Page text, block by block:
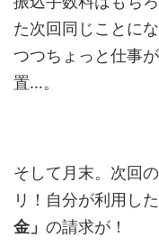
た次回同じことに
つつちょっと仕事
置…。
そして月末。次回
リ！自分が利用し
金」 の請求が！